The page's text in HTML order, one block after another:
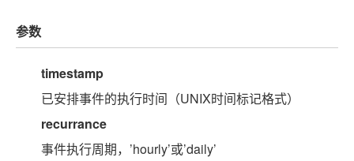
参数
timestamp
已安排事件的执行时间（UNIX时间标记格式）
recurrance
事件执行周期，’hourly’或’daily’